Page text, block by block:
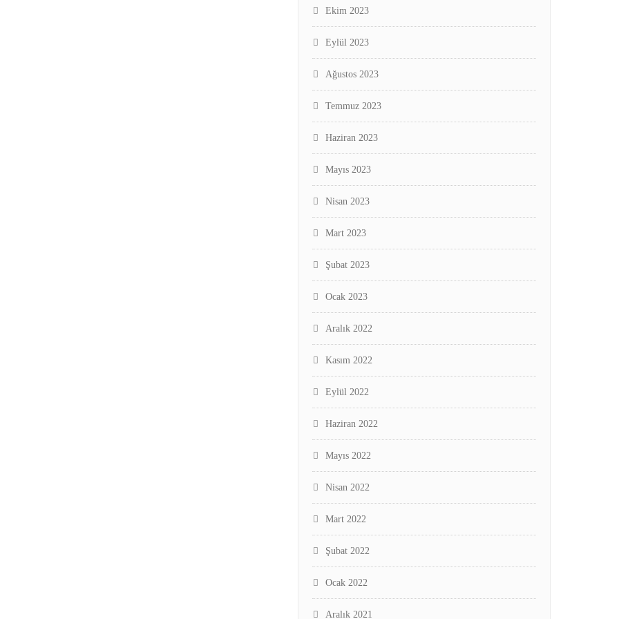
Ekim 2023
Eylül 2023
Ağustos 2023
Temmuz 2023
Haziran 2023
Mayıs 2023
Nisan 2023
Mart 2023
Şubat 2023
Ocak 2023
Aralık 2022
Kasım 2022
Eylül 2022
Haziran 2022
Mayıs 2022
Nisan 2022
Mart 2022
Şubat 2022
Ocak 2022
Aralık 2021